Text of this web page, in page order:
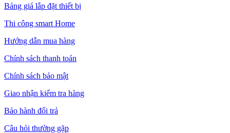
Bảng giá lắp đặt thiết bị
Thi công smart Home
Hướng dẫn mua hàng
Chính sách thanh toán
Chính sách bảo mật
Giao nhận kiểm tra hàng
Bảo hành đổi trả
Câu hỏi thường gặp